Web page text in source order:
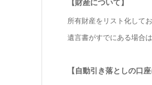
【財産について】
所有財産をリスト化して
遺言書がすでにある場合
【自動引き落としの口座